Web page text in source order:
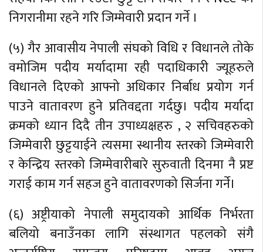
निगरानीमा रहने गरि जिम्मेवारी प्रदान गर्ने ।
(५) गैर आवासीय नेपाली संघको विधि र विधानले तोके
वमोजिम पदीय मर्यादामा रही पदाधिकारी ज्यूहरुले
विधानले दिएको आफ्नो अधिकार निर्बाध प्रयोग गर्न
पाउने वातावरण हुने प्रतिवद्दता गर्दछु। पदीय मर्यादा
क्रमको ध्यान दिदै तीन उपाध्यक्षहरु , २ सचिवहरुको
जिम्मेवारी छुट्टयाईने त्यसमा स्थानीय स्तरको जिम्मेवारी
र केन्द्रिय स्तरको जिम्मेवारीबारे सुरुवाती दिनमा नै प्रष्ट
गराई काम गर्न सहज हुने वातावरणको सिर्जना गर्ने।
(६) अष्ट्रीयाको नेपाली समुदायको आर्थिक निर्भरता
बलियो बनाउँनका लागि संस्थागत पहलको संगै